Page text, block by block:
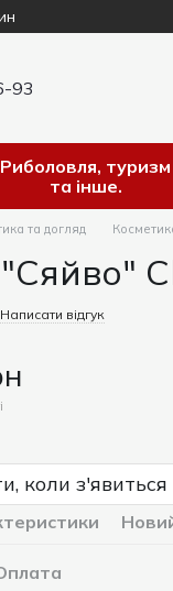
93
Риболовля, туризм
та інше.
та догляд
Написати відгук
коли з'явиться